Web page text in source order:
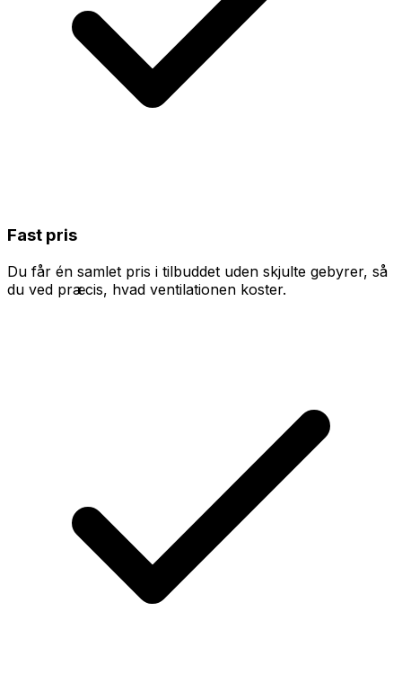
Fast pris
Du får én samlet pris i tilbuddet uden skjulte gebyrer, så
du ved præcis, hvad ventilationen koster.